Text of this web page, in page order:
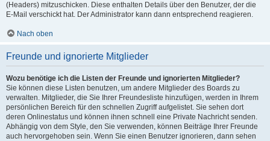
(Headers) mitzuschicken. Diese enthalten Details über den Benutzer, der die
E-Mail verschickt hat. Der Administrator kann dann entsprechend reagieren.
Nach oben
Freunde und ignorierte Mitglieder
Wozu benötige ich die Listen der Freunde und ignorierten Mitglieder?
Sie können diese Listen benutzen, um andere Mitglieder des Boards zu
verwalten. Mitglieder, die Sie Ihrer Freundesliste hinzufügen, werden in Ihrem
persönlichen Bereich für den schnellen Zugriff aufgelistet. Sie sehen dort
deren Onlinestatus und können ihnen schnell eine Private Nachricht senden.
Abhängig von dem Style, den Sie verwenden, können Beiträge Ihrer Freunde
auch hervorgehoben sein. Wenn Sie einen Benutzer ignorieren, dann sehen